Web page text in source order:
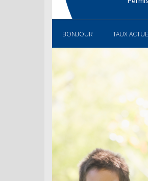
BONJOUR TAUX